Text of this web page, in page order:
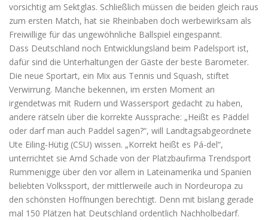
vorsichtig am Sektglas. Schließlich müssen die beiden gleich raus
zum ersten Match, hat sie Rheinbaben doch werbewirksam als
Freiwillige für das ungewöhnliche Ballspiel eingespannt.
Dass Deutschland noch Entwicklungsland beim Padelsport ist,
dafür sind die Unterhaltungen der Gäste der beste Barometer.
Die neue Sportart, ein Mix aus Tennis und Squash, stiftet
Verwirrung. Manche bekennen, im ersten Moment an
irgendetwas mit Rudern und Wassersport gedacht zu haben,
andere rätseln über die korrekte Aussprache: „Heißt es Päddel
oder darf man auch Paddel sagen?“, will Landtagsabgeordnete
Ute Eiling-Hütig (CSU) wissen. „Korrekt heißt es Pá-del“,
unterrichtet sie Arnd Schade von der Platzbaufirma Trendsport
Rummenigge über den vor allem in Lateinamerika und Spanien
beliebten Volkssport, der mittlerweile auch in Nordeuropa zu
den schönsten Hoffnungen berechtigt. Denn mit bislang gerade
mal 150 Plätzen hat Deutschland ordentlich Nachholbedarf.